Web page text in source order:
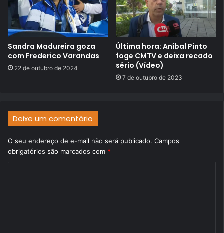
Sandra Madureira goza
com Frederico Varandas
22 de outubro de 2024
Última hora: Aníbal Pinto
foge CMTV e deixa recado
sério (Vídeo)
7 de outubro de 2023
Deixe um comentário
O seu endereço de e-mail não será publicado. Campos
obrigatórios são marcados com *